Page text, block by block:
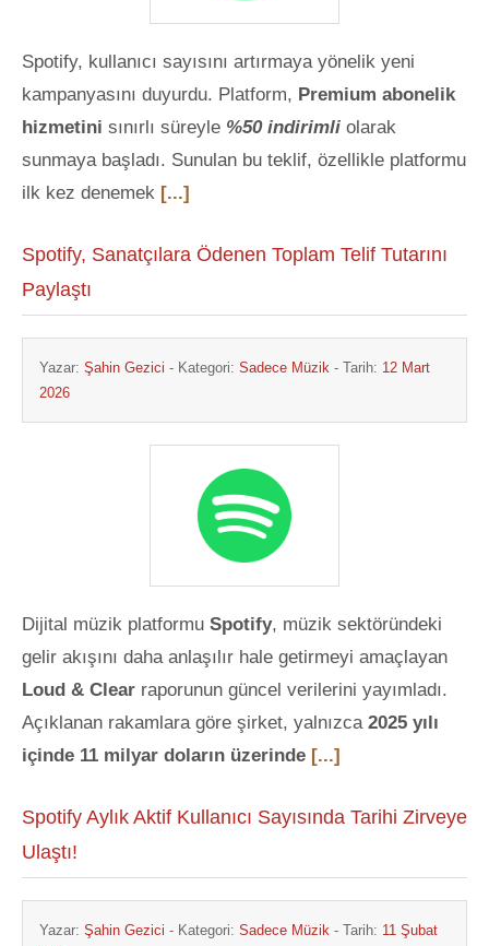
Spotify, kullanıcı sayısını artırmaya yönelik yeni
kampanyasını duyurdu. Platform, Premium abonelik
hizmetini sınırlı süreyle %50 indirimli olarak
sunmaya başladı. Sunulan bu teklif, özellikle platformu
ilk kez denemek [...]
Spotify, Sanatçılara Ödenen Toplam Telif Tutarını
Paylaştı
Yazar: Şahin Gezici - Kategori: Sadece Müzik - Tarih: 12 Mart
2026
Dijital müzik platformu Spotify, müzik sektöründeki
gelir akışını daha anlaşılır hale getirmeyi amaçlayan
Loud & Clear raporunun güncel verilerini yayımladı.
Açıklanan rakamlara göre şirket, yalnızca 2025 yılı
içinde 11 milyar doların üzerinde [...]
Spotify Aylık Aktif Kullanıcı Sayısında Tarihi Zirveye
Ulaştı!
Yazar: Şahin Gezici - Kategori: Sadece Müzik - Tarih: 11 Şubat